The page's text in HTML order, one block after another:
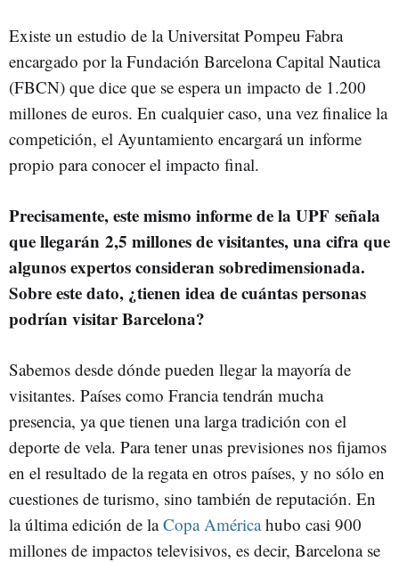
Existe un estudio de la Universitat Pompeu Fabra
encargado por la Fundación Barcelona Capital Nautica
(FBCN) que dice que se espera un impacto de 1.200
millones de euros. En cualquier caso, una vez finalice la
competición, el Ayuntamiento encargará un informe
propio para conocer el impacto final.
Precisamente, este mismo informe de la UPF señala
que llegarán 2,5 millones de visitantes, una cifra que
algunos expertos consideran sobredimensionada.
Sobre este dato, ¿tienen idea de cuántas personas
podrían visitar Barcelona?
Sabemos desde dónde pueden llegar la mayoría de
visitantes. Países como Francia tendrán mucha
presencia, ya que tienen una larga tradición con el
deporte de vela. Para tener unas previsiones nos fijamos
en el resultado de la regata en otros países, y no sólo en
cuestiones de turismo, sino también de reputación. En
la última edición de laCopa Américahubo casi 900
millones de impactos televisivos, es decir, Barcelona se